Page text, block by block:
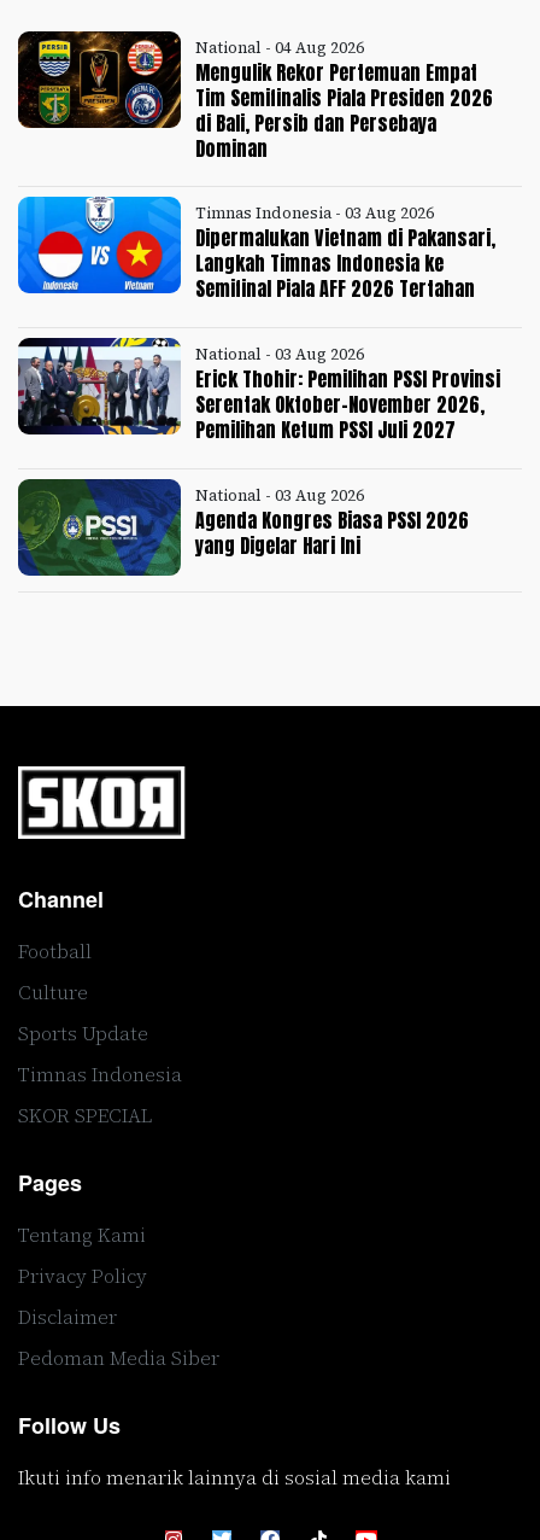
National - 04 Aug 2026
Mengulik Rekor Pertemuan Empat
Tim Semifinalis Piala Presiden 2026
di Bali, Persib dan Persebaya
Dominan
Timnas Indonesia - 03 Aug 2026
Dipermalukan Vietnam di Pakansari,
Langkah Timnas Indonesia ke
Semifinal Piala AFF 2026 Tertahan
National - 03 Aug 2026
Erick Thohir: Pemilihan PSSI Provinsi
Serentak Oktober-November 2026,
Pemilihan Ketum PSSI Juli 2027
National - 03 Aug 2026
Agenda Kongres Biasa PSSI 2026
yang Digelar Hari Ini
Channel
Football
Culture
Sports Update
Timnas Indonesia
SKOR SPECIAL
Pages
Tentang Kami
Privacy Policy
Disclaimer
Pedoman Media Siber
Follow Us
Ikuti info menarik lainnya di sosial media kami